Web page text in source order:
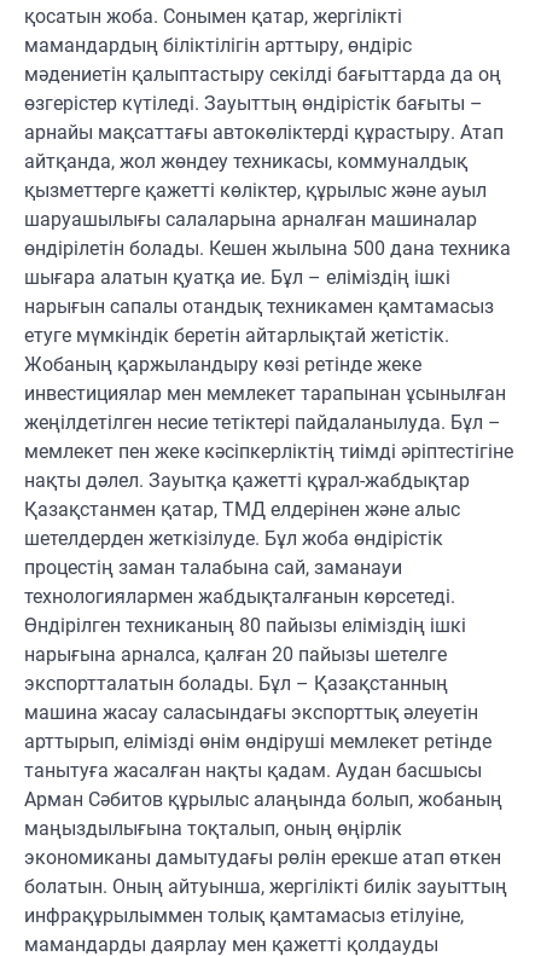
қосатын жоба. Сонымен қатар, жергілікті
мамандардың біліктілігін арттыру, өндіріс
мәдениетін қалыптастыру секілді бағыттарда да оң
өзгерістер күтіледі. Зауыттың өндірістік бағыты –
арнайы мақсаттағы автокөліктерді құрастыру. Атап
айтқанда, жол жөндеу техникасы, коммуналдық
қызметтерге қажетті көліктер, құрылыс және ауыл
шаруашылығы салаларына арналған машиналар
өндірілетін болады. Кешен жылына 500 дана техника
шығара алатын қуатқа ие. Бұл – еліміздің ішкі
нарығын сапалы отандық техникамен қамтамасыз
етуге мүмкіндік беретін айтарлықтай жетістік.
Жобаның қаржыландыру көзі ретінде жеке
инвестициялар мен мемлекет тарапынан ұсынылған
жеңілдетілген несие тетіктері пайдаланылуда. Бұл –
мемлекет пен жеке кәсіпкерліктің тиімді әріптестігіне
нақты дәлел. Зауытқа қажетті құрал-жабдықтар
Қазақстанмен қатар, ТМД елдерінен және алыс
шетелдерден жеткізілуде. Бұл жоба өндірістік
процестің заман талабына сай, заманауи
технологиялармен жабдықталғанын көрсетеді.
Өндірілген техниканың 80 пайызы еліміздің ішкі
нарығына арналса, қалған 20 пайызы шетелге
экспортталатын болады. Бұл – Қазақстанның
машина жасау саласындағы экспорттық әлеуетін
арттырып, елімізді өнім өндіруші мемлекет ретінде
танытуға жасалған нақты қадам. Аудан басшысы
Арман Сәбитов құрылыс алаңында болып, жобаның
маңыздылығына тоқталып, оның өңірлік
экономиканы дамытудағы рөлін ерекше атап өткен
болатын. Оның айтуынша, жергілікті билік зауыттың
инфрақұрылыммен толық қамтамасыз етілуіне,
мамандарды даярлау мен қажетті қолдауды